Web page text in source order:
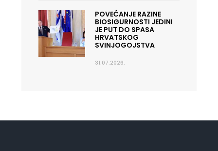
POVEĆANJE RAZINE
BIOSIGURNOSTI JEDINI
JE PUT DO SPASA
HRVATSKOG
SVINJOGOJSTVA
31.07.2026.